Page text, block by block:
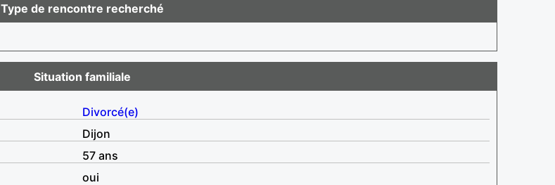
Type de rencontre recherché
Situation familiale
Divorcé(e)
Dijon
57 ans
oui